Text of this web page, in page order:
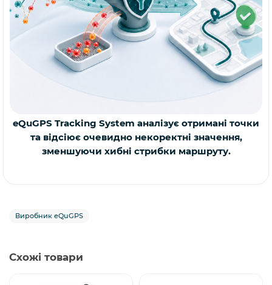
eQuGPS Tracking System аналізує отримані точки
та відсіює очевидно некоректні значення,
зменшуючи хибні стрибки маршруту.
Виробник eQuGPS
Схожі товари